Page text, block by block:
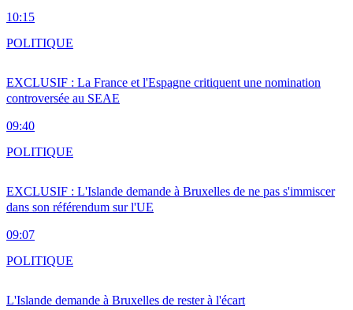
10:15
EXCLUSIF : La France et l'Espagne critiquent une nomination
controversée au SEAE
09:40
POLITIQUE
EXCLUSIF : L'Islande demande à Bruxelles de ne pas s'immiscer
dans son référendum sur l'UE
09:07
POLITIQUE
L'Islande demande à Bruxelles de rester à l'écart
POLITIQUE